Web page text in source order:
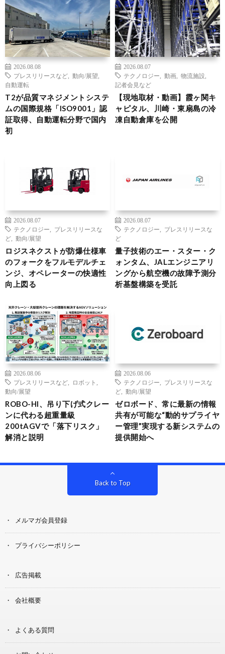
2026.08.08
プレスリリースなど
動向/展望
自動運転
T2が品質マネジメントシステ
ムの国際規格「ISO9001」認
証取得、自動運転分野で国内
初
2026.08.07
テクノロジー
動画 物流施設
記者会見など
【現地取材・動画】霞ヶ関キ
ャピタル、川崎・東扇島の冷
凍自動倉庫を公開
2026.08.07
テクノロジー
プレスリリースな
ど
動向/展望
ロジスネクストが防爆仕様車
のフォークをフルモデルチェ
ンジ、オペレーターの快適性
向上図る
2026.08.07
テクノロジー
プレスリリースな
ど
量子技術のエー・スター・ク
ォンタム、JALエンジニアリ
ングから航空機の故障予測分
析基盤構築を受託
2026.08.06
プレスリリースなど
ロボット
動向/展望
ROBO-HI、吊り下げ式クレー
ンに代わる超重量級
200tAGVで「落下リスク」
解消と説明
2026.08.06
テクノロジー
プレスリリースな
ど
動向/展望
ゼロボード、常に最新の情報
共有が可能な“動的サプライヤ
ー管理”実現する新システムの
提供開始へ
Back to Top
メルマガ会員登録
プライバシーポリシー
広告掲載
会社概要
よくある質問